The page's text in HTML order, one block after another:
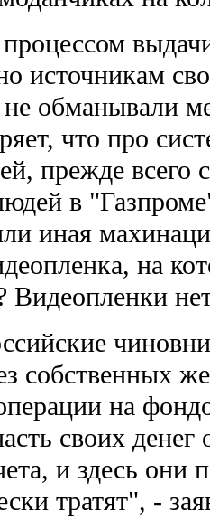
источникам
обманывали
что про
прежде всего
в
иная
на
Видеопленки
собственных
на
своих
и здесь они
тратят", -